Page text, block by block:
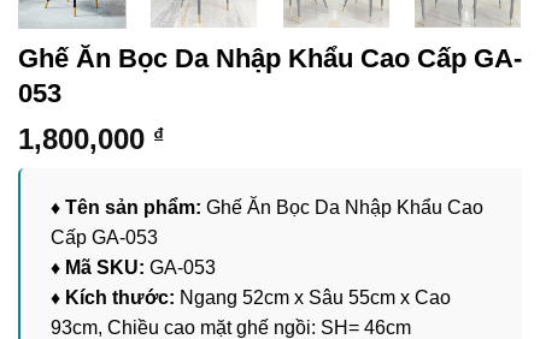
Ghế Ăn Bọc Da Nhập Khẩu Cao Cấp GA-
053
1,800,000 ₫
♦ Tên sản phẩm: Ghế Ăn Bọc Da Nhập Khẩu Cao
Cấp GA-053
♦ Mã SKU: GA-053
♦ Kích thước: Ngang 52cm x Sâu 55cm x Cao
93cm, Chiều cao mặt ghế ngồi: SH= 46cm